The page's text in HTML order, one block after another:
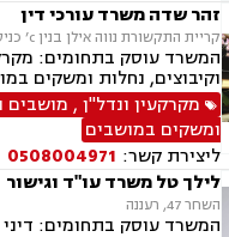
זהר שדה משרד עורכי דין
קריית התקשורת נווה אילן בנין c’ כניסה ב׳ קומת קרקע, נווה אילן
המשרד עוסק בתחומים:
וקיבוצים, נחלות ומשקים
דירה, מיסוי נדל"ן, ייפוי
חלוקת רכוש, עסקאות מתנה,
מקומיות, אגודות שיתופיות,
חוזים.
מקרקעין ונדל"ן, מושבים
ומשקים במושבים
ליצירת קשר: 0508004971
לילך טל משרד עו"ד וגישור
השחר 47, רעננה
המשרד עוסק בתחומים: